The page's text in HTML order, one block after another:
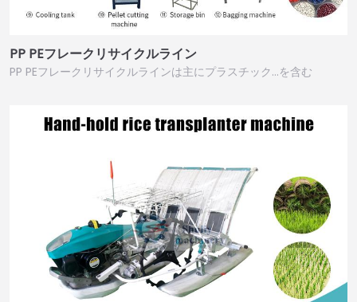
PP PEフレークリサイクルライン
PP PEフレークリサイクルラインは主にプラスチック…を含む